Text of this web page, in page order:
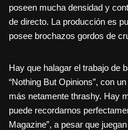
poseen mucha densidad y
de directo. La producción es
posee brochazos gordos de
Hay que halagar el trabajo de
“Nothing But Opinions”, con
más netamente thrashy. Hay
puede recordarnos
Magazine”, a pesar que